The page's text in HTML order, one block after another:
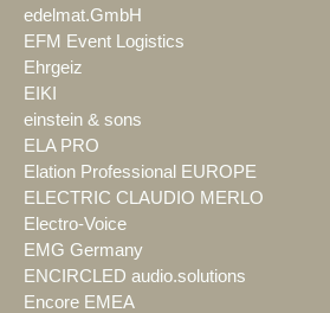
edelmat.GmbH
EFM Event Logistics
Ehrgeiz
EIKI
einstein & sons
ELA PRO
Elation Professional EUROPE
ELECTRIC CLAUDIO MERLO
Electro-Voice
EMG Germany
ENCIRCLED audio.solutions
Encore EMEA